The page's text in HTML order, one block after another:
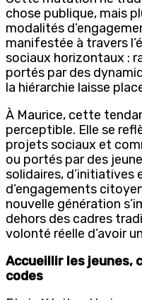
chose publique, mais
modalités
manifestée à travers
sociaux horizontaux :
portés par des
la hiérarchie laisse
À Maurice, cette
perceptible. Elle se
projets sociaux et
ou portés par des
solidaires, d’initiatives
d’engagements
nouvelle génération
dehors des cadres
volonté réelle d’avoir
Accueillir les jeunes,
codes